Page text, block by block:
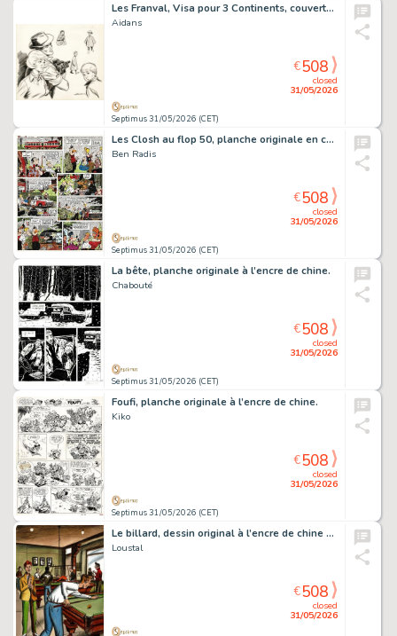
Les Franval, Visa pour 3 Continents, couverture originale à l’encre de chine pour le journal Tintin n° 865 du 20 mai 1965.
Aidans
Septimus 31/05/2026 (CET)
closed
31/05/2026
€508
Les Closh au flop 50, planche originale en couleurs directes.
Ben Radis
Septimus 31/05/2026 (CET)
closed
31/05/2026
€508
La bête, planche originale à l’encre de chine.
Chabouté
Septimus 31/05/2026 (CET)
closed
31/05/2026
€508
Foufi, planche originale à l’encre de chine.
Kiko
Septimus 31/05/2026 (CET)
closed
31/05/2026
€508
Le billard, dessin original à l’encre de chine et à l’aquarelle.
Loustal
closed
31/05/2026
€508